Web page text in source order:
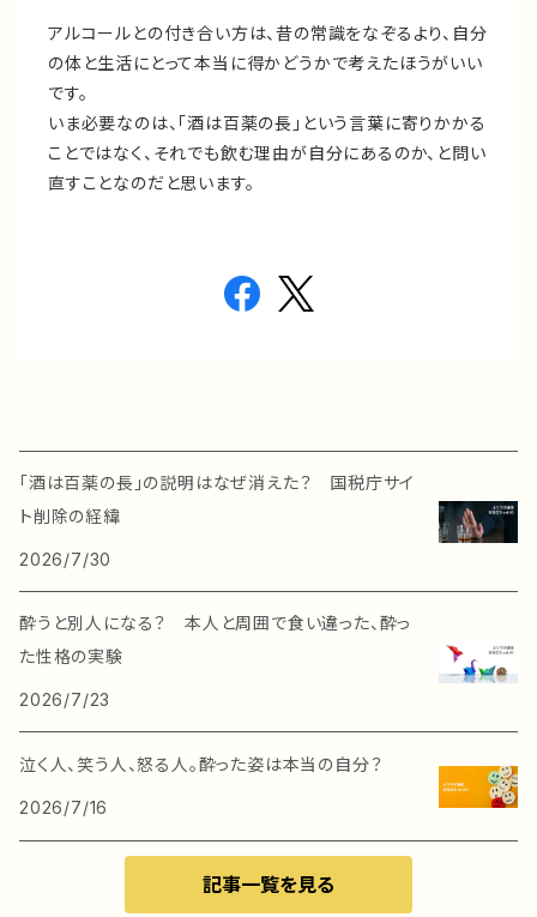
アルコールとの付き合い方は、昔の常識をなぞるより、自分
の体と生活にとって本当に得かどうかで考えたほうがいい
です。
いま必要なのは、「酒は百薬の長」という言葉に寄りかかる
ことではなく、それでも飲む理由が自分にあるのか、と問い
直すことなのだと思います。
「酒は百薬の長」の説明はなぜ消えた？ 国税庁サイ
ト削除の経緯
2026/7/30
酔うと別人になる？ 本人と周囲で食い違った、酔っ
た性格の実験
2026/7/23
泣く人、笑う人、怒る人。酔った姿は本当の自分？
2026/7/16
記事一覧を見る